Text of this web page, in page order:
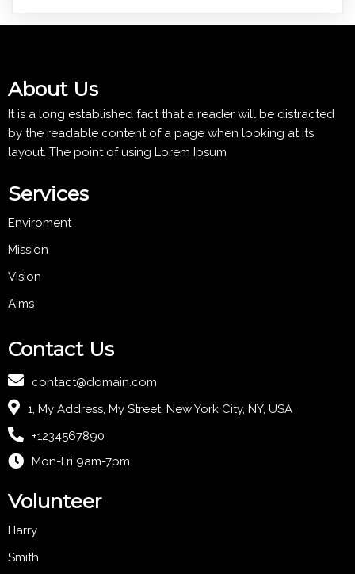
About Us
It is a long established fact that a reader will be distracted
by the readable content of a page when looking at its
layout. The point of using Lorem Ipsum
Services
Enviroment
Mission
Vision
Aims
Contact Us
contact@domain.com
1, My Address, My Street, New York City, NY, USA
+1234567890
Mon-Fri 9am-7pm
Volunteer
Harry
Smith